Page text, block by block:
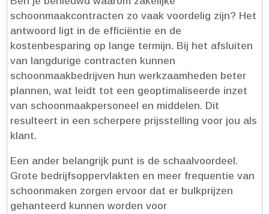
schoonmaakcontracten zo vaak voordelig zijn? Het
antwoord ligt in de efficiëntie en de
kostenbesparing op lange termijn.​ Bij het afsluiten
van langdurige contracten kunnen
schoonmaakbedrijven hun werkzaamheden beter
plannen, wat leidt tot een geoptimaliseerde inzet
van schoonmaakpersoneel en middelen.​ Dit
resulteert in een scherpere prijsstelling voor jou als
klant.​
Een ander belangrijk punt is de schaalvoordeel.​
Grote bedrijfsoppervlakten en meer frequentie van
schoonmaken zorgen ervoor dat er bulkprijzen
gehanteerd kunnen worden voor